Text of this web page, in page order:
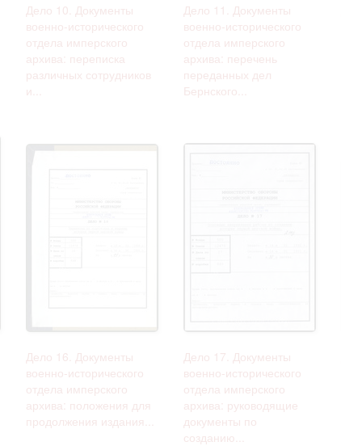
Дело 10. Документы
военно-исторического
отдела имперского
архива: переписка
различных сотрудников
и...
Дело 11. Документы
военно-исторического
отдела имперского
архива: перечень
переданных дел
Бернского...
Дело 16. Документы
военно-исторического
отдела имперского
архива: положения для
продолжения издания...
Дело 17. Документы
военно-исторического
отдела имперского
архива: руководящие
документы по
созданию...